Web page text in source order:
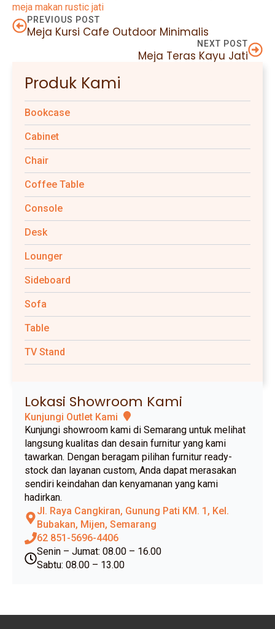
meja makan rustic jati
PREVIOUS POST
Meja Kursi Cafe Outdoor Minimalis
NEXT POST
Meja Teras Kayu Jati
Produk Kami
Bookcase
Cabinet
Chair
Coffee Table
Console
Desk
Lounger
Sideboard
Sofa
Table
TV Stand
Lokasi Showroom Kami
Kunjungi Outlet Kami
Kunjungi showroom kami di Semarang untuk melihat
langsung kualitas dan desain furnitur yang kami
tawarkan. Dengan beragam pilihan furnitur ready-
stock dan layanan custom, Anda dapat merasakan
sendiri keindahan dan kenyamanan yang kami
hadirkan.
Jl. Raya Cangkiran, Gunung Pati KM. 1, Kel.
Bubakan, Mijen, Semarang
62 851-5696-4406
Senin – Jumat: 08.00 – 16.00
Sabtu: 08.00 – 13.00